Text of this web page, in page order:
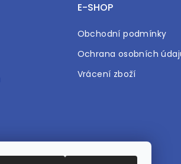
E-SHOP
Obchodní podmínky
Ochrana osobních
Vrácení zboží